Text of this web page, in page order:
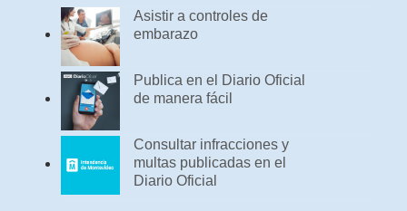
Asistir a controles de
embarazo
Publica en el Diario Oficial
de manera fácil
Consultar infracciones y
multas publicadas en el
Diario Oficial